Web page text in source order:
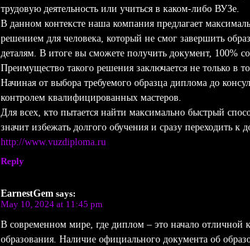
трудовую деятельность или учиться в каком-либо ВУЗе.
В данном контексте наша компания предлагает
решением для человека, который не смог завершить
деталям. В итоге вы сможете получить документ, 100%
Преимущество такого решения заключается не только в
Начиная от выбора требуемого образца диплома до
контролем квалифицированных мастеров.
Для всех, кто пытается найти максимально быстрый
значит избежать долгого обучения и сразу переходить
http://www.vuzdiploma.ru
Reply
EarnestGem says:
May 10, 2024 at 11:45 pm
В современном мире, где диплом – это начало отличной
образования. Наличие официального документа об